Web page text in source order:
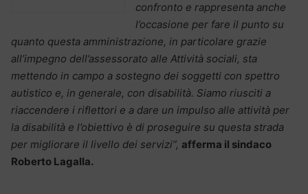
confronto e rappresenta anche
l’occasione per fare il punto su
quanto questa amministrazione, in particolare grazie
all’impegno dell’assessorato alle Attività sociali, sta
mettendo in campo a sostegno dei soggetti con spettro
autistico e, in generale, con disabilità. Siamo riusciti a
riaccendere i riflettori e a dare un impulso alle attività per
la disabilità e l’obiettivo è di proseguire su questa strada
per migliorare il livello dei servizi”, afferma il sindaco
Roberto Lagalla.